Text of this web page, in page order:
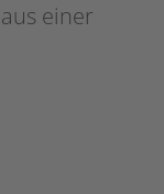
einer